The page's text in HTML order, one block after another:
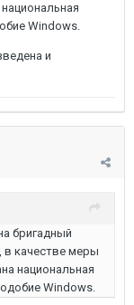
Windows.
и
бригадный
в качестве меры
национальная
Windows.